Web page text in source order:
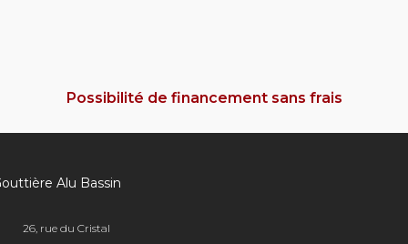
Possibilité de financement sans frais
26, rue du Cristal